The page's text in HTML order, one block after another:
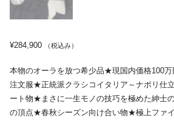
¥284,900 （税込み）
本物のオーラを放つ希少品★現国内価格100万
注文服★正統派クラシコイタリア～ナポリ仕
ート物★まさに一生モノの技巧を極めた紳士
の頂点★春秋シーズン向け合い物★極上ファ